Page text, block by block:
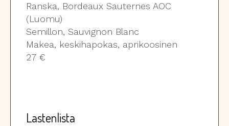
Ranska, Bordeaux Sauternes AOC
(Luomu)
Semillon, Sauvignon Blanc
Makea, keskihapokas, aprikoosinen
27 €
Lastenlista